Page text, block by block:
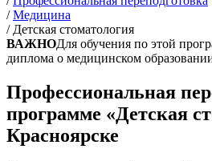
/ Медицина
/ Детская стоматология
ВАЖНОДля обучения по этой
диплома о медицинском
Профессиональная
программе «Детская
Красноярске